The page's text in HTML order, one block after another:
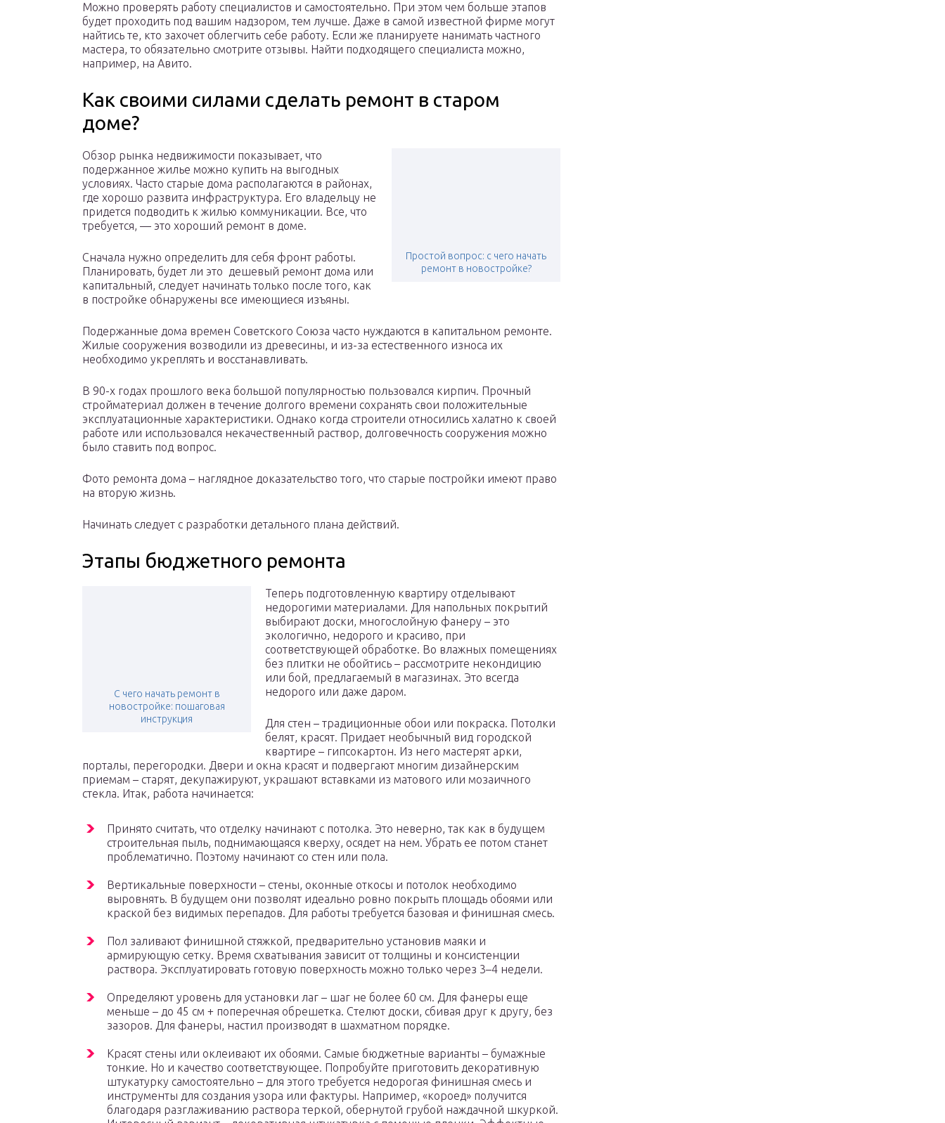
Можно проверять работу специалистов и самостоятельно. При этом чем больше этапов
будет проходить под вашим надзором, тем лучше. Даже в самой известной фирме могут
найтись те, кто захочет облегчить себе работу. Если же планируете нанимать частного
мастера, то обязательно смотрите отзывы. Найти подходящего специалиста можно,
например, на Авито.
Как своими силами сделать ремонт в старом
доме?
Простой вопрос: с чего начать
ремонт в новостройке?
Обзор рынка недвижимости показывает, что
подержанное жилье можно купить на выгодных
условиях. Часто старые дома располагаются в районах,
где хорошо развита инфраструктура. Его владельцу не
придется подводить к жилью коммуникации. Все, что
требуется, — это хороший ремонт в доме.
Сначала нужно определить для себя фронт работы.
Планировать, будет ли это дешевый ремонт дома или
капитальный, следует начинать только после того, как
в постройке обнаружены все имеющиеся изъяны.
Подержанные дома времен Советского Союза часто нуждаются в капитальном ремонте.
Жилые сооружения возводили из древесины, и из-за естественного износа их
необходимо укреплять и восстанавливать.
В 90-х годах прошлого века большой популярностью пользовался кирпич. Прочный
стройматериал должен в течение долгого времени сохранять свои положительные
эксплуатационные характеристики. Однако когда строители относились халатно к своей
работе или использовался некачественный раствор, долговечность сооружения можно
было ставить под вопрос.
Фото ремонта дома – наглядное доказательство того, что старые постройки имеют право
на вторую жизнь.
Начинать следует с разработки детального плана действий.
Этапы бюджетного ремонта
С чего начать ремонт в
новостройке: пошаговая
инструкция
Теперь подготовленную квартиру отделывают
недорогими материалами. Для напольных покрытий
выбирают доски, многослойную фанеру – это
экологично, недорого и красиво, при
соответствующей обработке. Во влажных помещениях
без плитки не обойтись – рассмотрите некондицию
или бой, предлагаемый в магазинах. Это всегда
недорого или даже даром.
Для стен – традиционные обои или покраска. Потолки
белят, красят. Придает необычный вид городской
квартире – гипсокартон. Из него мастерят арки,
порталы, перегородки. Двери и окна красят и подвергают многим дизайнерским
приемам – старят, декупажируют, украшают вставками из матового или мозаичного
стекла. Итак, работа начинается:
Принято считать, что отделку начинают с потолка. Это неверно, так как в будущем
строительная пыль, поднимающаяся кверху, осядет на нем. Убрать ее потом станет
проблематично. Поэтому начинают со стен или пола.
Вертикальные поверхности – стены, оконные откосы и потолок необходимо
выровнять. В будущем они позволят идеально ровно покрыть площадь обоями или
краской без видимых перепадов. Для работы требуется базовая и финишная смесь.
Пол заливают финишной стяжкой, предварительно установив маяки и
армирующую сетку. Время схватывания зависит от толщины и консистенции
раствора. Эксплуатировать готовую поверхность можно только через 3–4 недели.
Определяют уровень для установки лаг – шаг не более 60 см. Для фанеры еще
меньше – до 45 см + поперечная обрешетка. Стелют доски, сбивая друг к другу, без
зазоров. Для фанеры, настил производят в шахматном порядке.
Красят стены или оклеивают их обоями. Самые бюджетные варианты – бумажные
тонкие. Но и качество соответствующее. Попробуйте приготовить декоративную
штукатурку самостоятельно – для этого требуется недорогая финишная смесь и
инструменты для создания узора или фактуры. Например, «короед» получится
благодаря разглаживанию раствора теркой, обернутой грубой наждачной шкуркой.